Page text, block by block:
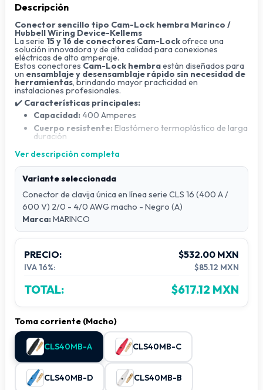
Descripción
Conector sencillo tipo Cam-Lock hembra Marinco /
Hubbell Wiring Device-Kellems
La serie 15 y 16 de conectores Cam-Lockofrece una
solución innovadora y de alta calidad para conexiones
eléctricas de alto amperaje.
Estos conectores Cam-Lock hembraestán diseñados para
un ensamblaje y desensamblaje rápido sin necesidad de
herramientas, brindando mayor practicidad en
instalaciones profesionales.
✔️ Características principales:
Capacidad: 400 Amperes
Cuerpo resistente: Elastómero termoplástico de larga
duración
Compatibilidad:
Cable calibre 2/0 - 4/0 AWG
Seguridad:
Tornillo de retención no conductivo que
asegura los contactos a la funda aislada Insulgrip®
Certificación:Listado UL
👉 Ideal paraeventos, espectáculos, escenarios,
iluminación profesional, generadores eléctricos y
sistemas de distribución de energía.
Palabras clave sugeridas:
Cam-Lock hembra, conector eléctrico Cam-Lock,
conectores de alto amperaje, conector Marinco, conector
conectores para generadores, conectores industriales 400A.
Ver descripción completa
Variante seleccionada
Conector de clavija única en línea serie CLS 16 (400 A /
600 V) 2/0 - 4/0 AWG macho - Negro (A)
Marca:MARINCO
PRECIO: $532.00 MXN
IVA 16%: $85.12 MXN
TOTAL: $617.12 MXN
Toma corriente (Macho)
CLS40MB-A CLS40MB-C
CLS40MB-D CLS40MB-B